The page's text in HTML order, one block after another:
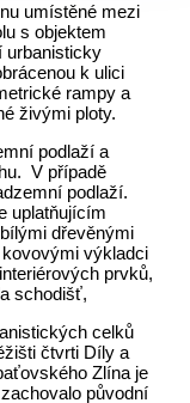
umístěné mezi
s objektem
urbanisticky
k ulici
rampy a
živými ploty.
podlaží a
V případě
podlaží.
uplatňujícím
dřevěnými
výkladci
prvků,
schodišť,
celků
čtvrti Díly a
Zlína je
původní